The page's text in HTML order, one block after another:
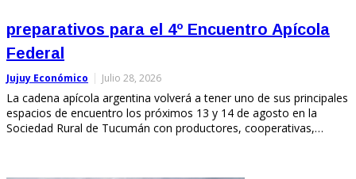
preparativos para el 4º Encuentro Apícola
Federal
Jujuy Económico Julio 28, 2026
La cadena apícola argentina volverá a tener uno de sus principales
espacios de encuentro los próximos 13 y 14 de agosto en la
Sociedad Rural de Tucumán con productores, cooperativas,…